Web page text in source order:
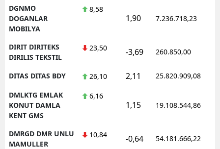
DGNMO
DOGANLAR
MOBILYA
8,58
1,90 7.236.718,23
DIRIT DIRITEKS
DIRILIS TEKSTIL
23,50 -3,69 260.850,00
DITAS DITAS BDY 26,10 2,11 25.820.909,08
DMLKTG EMLAK
KONUT DAMLA
KENT GMS
6,16
1,15 19.108.544,86
DMRGD DMR UNLU
MAMULLER
10,84 -0,64 54.181.666,22